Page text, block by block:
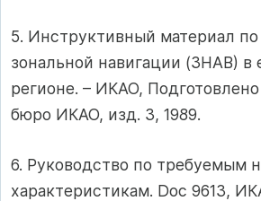
5. Инструктивный материал
зональной навигации (ЗНАВ) в
регионе. – ИКАО,
бюро ИКАО, изд. 3, 1989.
6. Руководство по требуемым
характеристикам. Doc 9613,